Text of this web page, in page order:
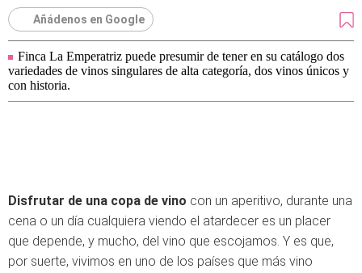
Añádenos en Google
Finca La Emperatriz puede presumir de tener en su catálogo dos
variedades de vinos singulares de alta categoría, dos vinos únicos y
con historia.
Disfrutar de una copa de vino con un aperitivo, durante una
cena o un día cualquiera viendo el atardecer es un placer
que depende, y mucho, del vino que escojamos. Y es que,
por suerte, vivimos en uno de los países que más vino